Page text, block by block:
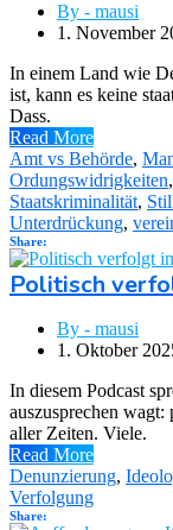
By - mausi
1. November
In einem Land wie
ist, kann es keine
Dass.
Read More
Amt vs Behörde,
Ordungswidrigkeiten,
Staatskriminalität,
Unterdrückung,
Share:
Politisch
By - mausi
1. Oktober
In diesem Podcast
auszusprechen
aller Zeiten. Viele.
Read More
Denunzierung,
Verfolgung
Share: